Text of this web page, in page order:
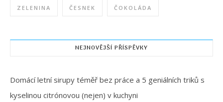
ZELENINA ČESNEK ČOKOLÁDA
NEJNOVĚJŠÍ PŘÍSPĚVKY
Domácí letní sirupy téměř bez práce a 5 geniálních triků s
kyselinou citrónovou (nejen) v kuchyni